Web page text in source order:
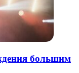
большим